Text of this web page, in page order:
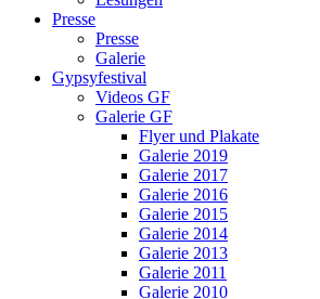
Presse
Presse
Galerie
Gypsyfestival
Videos GF
Galerie GF
Flyer und Plakate
Galerie 2019
Galerie 2017
Galerie 2016
Galerie 2015
Galerie 2014
Galerie 2013
Galerie 2011
Galerie 2010